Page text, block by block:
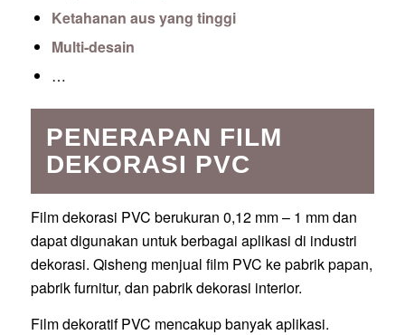
Ketahanan aus yang tinggi
Multi-desain
…
PENERAPAN FILM
DEKORASI PVC
Film dekorasi PVC berukuran 0,12 mm – 1 mm dan
dapat digunakan untuk berbagai aplikasi di industri
dekorasi. Qisheng menjual film PVC ke pabrik papan,
pabrik furnitur, dan pabrik dekorasi interior.
Film dekoratif PVC mencakup banyak aplikasi.